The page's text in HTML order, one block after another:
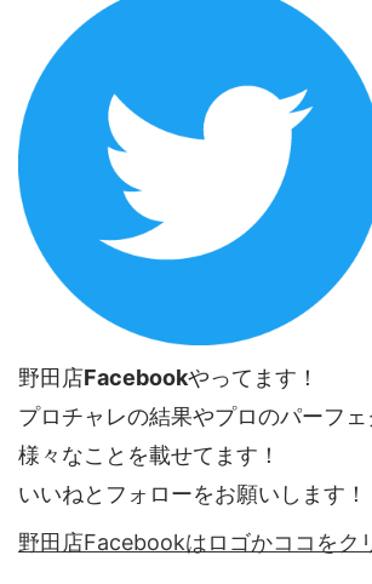
野田店Facebookやってます！
プロチャレの結果やプロのパーフ
様々なことを載せてます！
いいねとフォローをお願いします！
野田店Facebookはロゴかココをク